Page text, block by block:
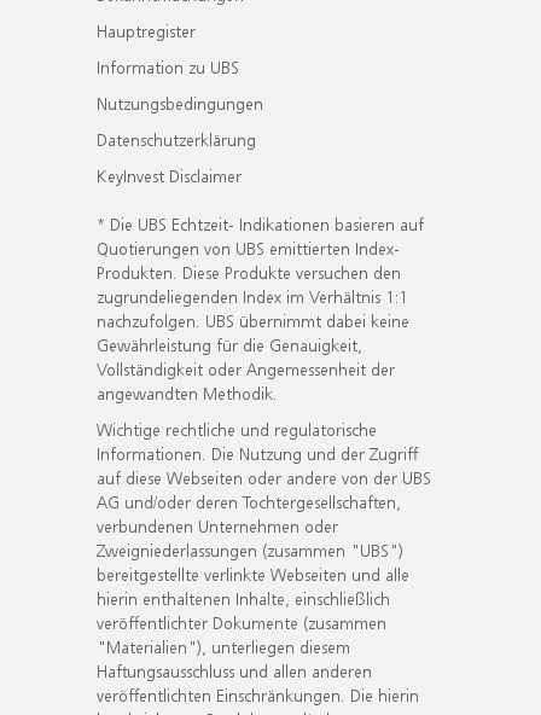
Hauptregister
Information zu UBS
Nutzungsbedingungen
Datenschutzerklärung
KeyInvest Disclaimer
* Die UBS Echtzeit- Indikationen basieren auf
Quotierungen von UBS emittierten Index-
Produkten. Diese Produkte versuchen den
zugrundeliegenden Index im Verhältnis 1:1
nachzufolgen. UBS übernimmt dabei keine
Gewährleistung für die Genauigkeit,
Vollständigkeit oder Angemessenheit der
angewandten Methodik.
Wichtige rechtliche und regulatorische
Informationen. Die Nutzung und der Zugriff
auf diese Webseiten oder andere von der UBS
AG und/oder deren Tochtergesellschaften,
verbundenen Unternehmen oder
Zweigniederlassungen (zusammen "UBS")
bereitgestellte verlinkte Webseiten und alle
hierin enthaltenen Inhalte, einschließlich
veröffentlichter Dokumente (zusammen
"Materialien"), unterliegen diesem
Haftungsausschluss und allen anderen
veröffentlichten Einschränkungen. Die hierin